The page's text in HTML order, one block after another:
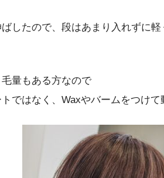
したので、段はあまり入れずに
量もある方なので
ではなく、Waxやバームをつけて